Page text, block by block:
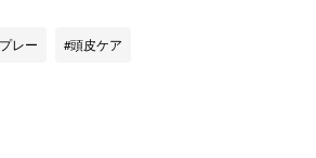
レー 頭皮ケア